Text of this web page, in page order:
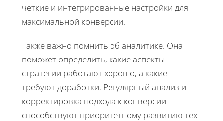
четкие и интегрированные настройки для
максимальной конверсии.
Также важно помнить об аналитике. Она
поможет определить, какие аспекты
стратегии работают хорошо, а какие
требуют доработки. Регулярный анализ и
корректировка подхода к конверсии
способствуют приоритетному развитию тех